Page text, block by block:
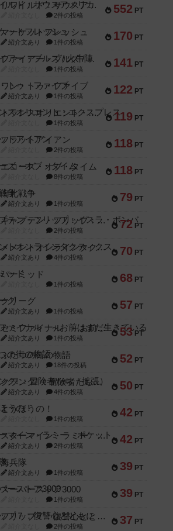
552 PT
リワイルド：サウスアメリカ
2件の投稿
170 PT
マーケットフレッシュ
紹介文あり 1件の投稿
141 PT
ファイアー・ブルズ / 火牛陣
1件の投稿
122 PT
ワン・トゥ・ファイブ
紹介文あり 1件の投稿
119 PT
トランスオリエント・エクスプレス
1件の投稿
118 PT
フラットアイアン
2件の投稿
118 PT
エコーズ・オブ・タイム
8件の投稿
79 PT
南北戦争
紹介文あり 1件の投稿
72 PT
キャプテン・フリップ：イスラ・ボンバ
2件の投稿
70 PT
メメントオンラインタクティクス
紹介文あり 4件の投稿
68 PT
パーミッド
1件の投稿
57 PT
クリーグ
紹介文あり 1件の投稿
53 PT
セミファイナル ～お前はまだ生きている～
紹介文あり 1件の投稿
52 PT
ふたつの街の物語
紹介文あり 18件の投稿
50 PT
クランク! ：冒険者たち（拡張）
紹介文あり 4件の投稿
42 PT
とうほうの！
1件の投稿
42 PT
スターマイン・ラミー ポケット
紹介文あり 2件の投稿
39 PT
海兵隊
紹介文あり 1件の投稿
39 PT
スーパーストア3000
1件の投稿
37 PT
フリップ７：復讐心とともに
2件の投稿